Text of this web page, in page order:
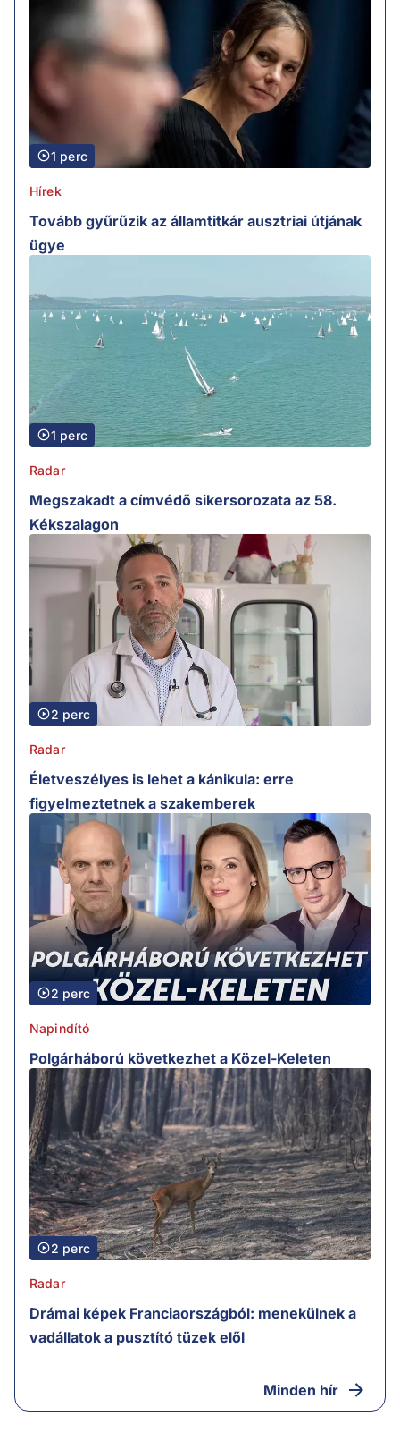
1 perc
Hírek
Tovább gyűrűzik az államtitkár ausztriai útjának
ügye
1 perc
Radar
Megszakadt a címvédő sikersorozata az 58.
Kékszalagon
2 perc
Radar
Életveszélyes is lehet a kánikula: erre
figyelmeztetnek a szakemberek
2 perc
Napindító
Polgárháború következhet a Közel-Keleten
2 perc
Radar
Drámai képek Franciaországból: menekülnek a
vadállatok a pusztító tüzek elől
Minden hír